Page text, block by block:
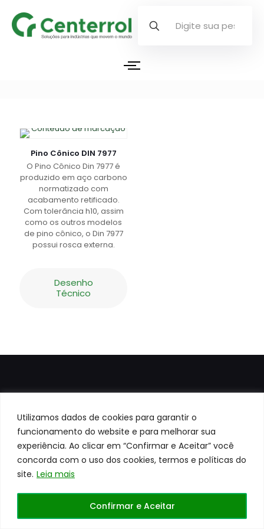
Utilizamos dados de cookies para garantir o
funcionamento do website e para melhorar sua
experiência. Ao clicar em “Confirmar e Aceitar” você
concorda com o uso dos cookies, termos e políticas do
site. Leia mais
Confirmar e Aceitar
Pino Cônico DIN 7977
O Pino Cônico Din 7977 é
produzido em aço carbono
normatizado com
acabamento retificado.
Com tolerância h10, assim
como os outros modelos
de pino cônico, o Din 7977
possui rosca externa.
Desenho
Técnico
Todos os direitos reservados aCenterrol©Site
desenvolvido pela
WEB41